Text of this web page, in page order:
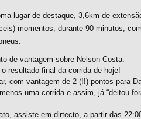
lugar de destaque, 3,6km de
momentos, durante 90 minutos,
de vantagem sobre Nelson Costa.
resultado final da corrida de hoje!
com vantagem de 2 (!!) pontos para
uma corrida e assim, já “deitou
assiste em dirtecto, a partir das